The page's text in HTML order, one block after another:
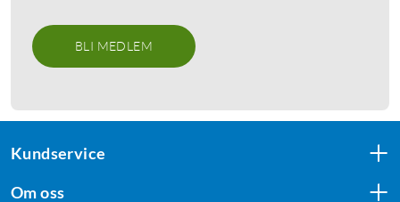
BLI MEDLEM
Kundservice
Om oss